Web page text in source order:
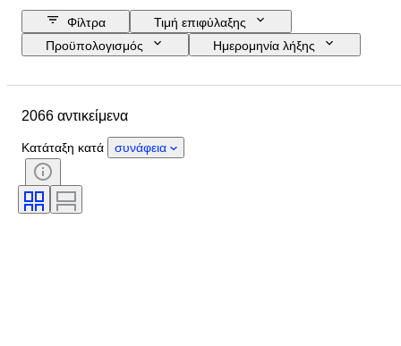
Φίλτρα
Τιμή επιφύλαξης
Προϋπολογισμός
Ημερομηνία λήξης
Υλικό
Στυλ
Έκδοση
Γλώσσα
Τοποθέτηση φακού
Τύπος μικροσκοπίου
2066 αντικείμενα
Κατάταξη κατά συνάφεια